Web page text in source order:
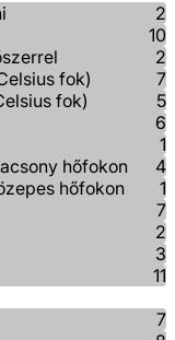
2
10
2
fok)
7
fok)
5
6
1
hőfokon
4
hőfokon
1
7
2
3
11
7